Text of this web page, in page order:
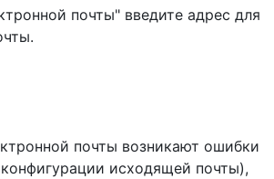
почты" введите адрес для
почты возникают ошибки
исходящей почты),